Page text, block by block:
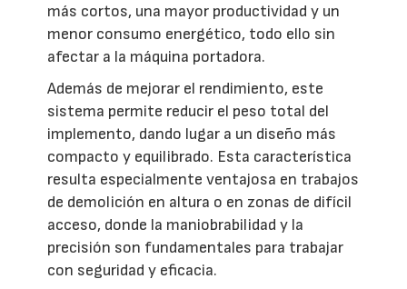
más cortos, una mayor productividad y un
menor consumo energético, todo ello sin
afectar a la máquina portadora.
Además de mejorar el rendimiento, este
sistema permite reducir el peso total del
implemento, dando lugar a un diseño más
compacto y equilibrado. Esta característica
resulta especialmente ventajosa en trabajos
de demolición en altura o en zonas de difícil
acceso, donde la maniobrabilidad y la
precisión son fundamentales para trabajar
con seguridad y eficacia.